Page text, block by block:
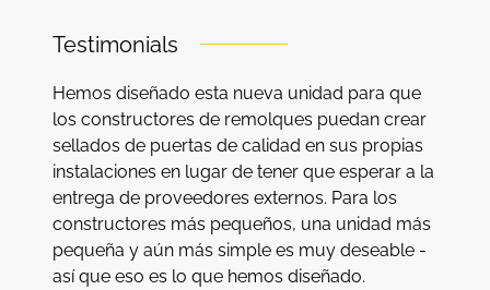
Testimonials
Hemos diseñado esta nueva unidad para que
los constructores de remolques puedan crear
sellados de puertas de calidad en sus propias
instalaciones en lugar de tener que esperar a la
entrega de proveedores externos. Para los
constructores más pequeños, una unidad más
pequeña y aún más simple es muy deseable -
así que eso es lo que hemos diseñado.